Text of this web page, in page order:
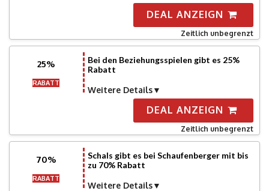
DEAL ANZEIGN
Zeitlich unbegrenzt
25%
RABATT
Bei den Beziehungsspielen gibt es 25%
Rabatt
Weitere Details
DEAL ANZEIGN
Zeitlich unbegrenzt
70%
RABATT
Schals gibt es bei Schaufenberger mit bis
zu 70% Rabatt
Weitere Details